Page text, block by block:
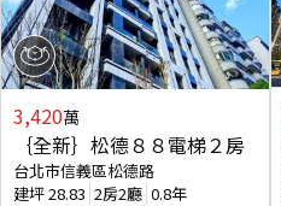
3,420萬
｛全新｝松德８８電梯２房
台北市信義區松德路
建坪28.83 2房2廳 0.8年